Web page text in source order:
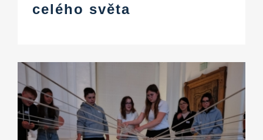
celého světa